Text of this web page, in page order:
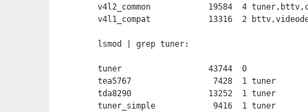
v4l2_common            19584  4
v4l1_compat            13316  2
lsmod | grep tuner:
tuner                  43744  0
tea5767                 7428  1 tuner
tda8290                13252  1 tuner
tuner_simple            9416  1 tuner